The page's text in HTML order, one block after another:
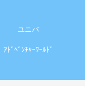
ユニバ
ｱﾄﾞﾍﾞﾝﾁｬｰﾜｰﾙﾄﾞ